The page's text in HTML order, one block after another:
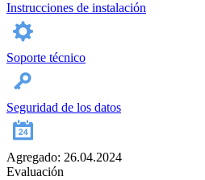
Instrucciones de instalación
Soporte técnico
Seguridad de los datos
Agregado: 26.04.2024
Evaluación